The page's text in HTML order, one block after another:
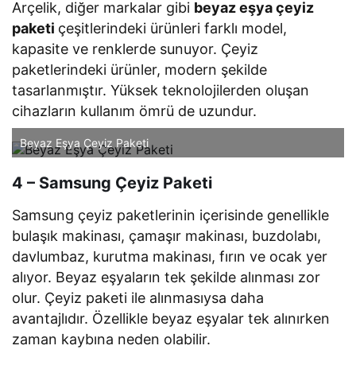
Arçelik, diğer markalar gibi beyaz eşya çeyiz
paketi çeşitlerindeki ürünleri farklı model,
kapasite ve renklerde sunuyor. Çeyiz
paketlerindeki ürünler, modern şekilde
tasarlanmıştır. Yüksek teknolojilerden oluşan
cihazların kullanım ömrü de uzundur.
Beyaz Eşya Çeyiz Paketi
4 – Samsung Çeyiz Paketi
Samsung çeyiz paketlerinin içerisinde genellikle
bulaşık makinası, çamaşır makinası, buzdolabı,
davlumbaz, kurutma makinası, fırın ve ocak yer
alıyor. Beyaz eşyaların tek şekilde alınması zor
olur. Çeyiz paketi ile alınmasıysa daha
avantajlıdır. Özellikle beyaz eşyalar tek alınırken
zaman kaybına neden olabilir.